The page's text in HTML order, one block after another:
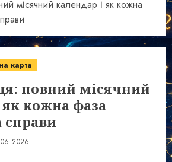
місячний календар і як кожна
карта
повний місячний
як кожна фаза
справи